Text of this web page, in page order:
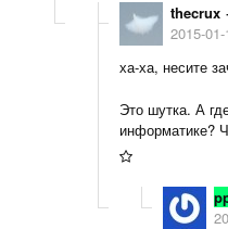
thecrux
2015-
ха-ха, несите
Это шутка. А
информатике?